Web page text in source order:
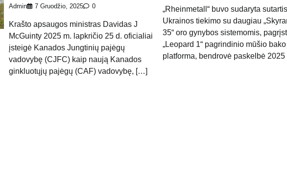
Admin 7 Gruodžio, 2025 0
Krašto apsaugos ministras Davidas J
McGuinty 2025 m. lapkričio 25 d. oficialiai
įsteigė Kanados Jungtinių pajėgų
vadovybę (CJFC) kaip naują Kanados
ginkluotųjų pajėgų (CAF) vadovybę, […]
„Rheinmetall“ buvo sudaryta
Ukrainos tiekimo su daugiau
35“ oro gynybos sistemomis,
„Leopard 1“ pagrindinio mūšio
platforma, bendrovė paskelbė